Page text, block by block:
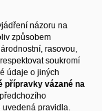
názoru na
způsobem
rasovou,
soukromí
údaje o jiných
přípravky vázané na
pravidla.